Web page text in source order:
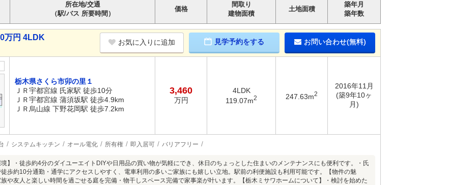
所在地/交通
（駅/バス 所要時間）
価格
間取り
建物面積
土地面積
築年月
築年数
万円 4LDK
お気に入りに追加 見学予約をする お問い合わせ(無料)
栃木県さくら市卯の里１
ＪＲ宇都宮線 氏家駅 徒歩10分
ＪＲ宇都宮線 蒲須坂駅 徒歩4.9km
ＪＲ烏山線 下野花岡駅 徒歩7.2km
3,460
万円
4LDK
119.07m2 247.63m2
2016年11月
(築9年10ヶ
月)
システムキッチン オール電化 所有権 即入居可 バリアフリー
境】・徒歩約4分のダイユーエイトDIYや日用品の買い物が気軽にでき、休日のちょっとした住まいのメンテナンスにも便利です。・氏
歩約10分通勤・通学にアクセスしやすく、電車利用の多いご家族にも嬉しい立地。駅前の利便施設も利用可能です。【物件の魅
や友人と楽しい時間を過ごせる庭を完備・物干しスペース完備で家事楽が叶います。【栃木ミサワホームについて】・検討を始めた